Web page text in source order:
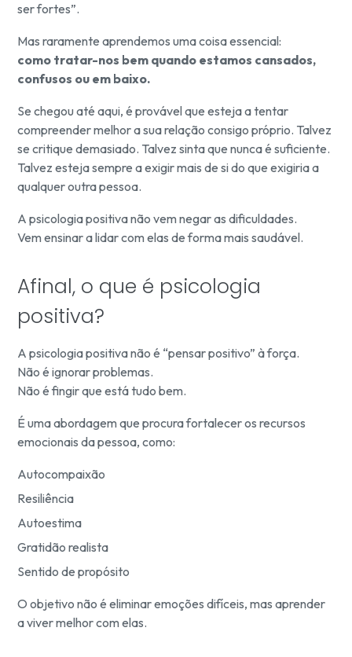
ser fortes”.
Mas raramente aprendemos uma coisa essencial:
como tratar-nos bem quando estamos cansados,
confusos ou em baixo.
Se chegou até aqui, é provável que esteja a tentar
compreender melhor a sua relação consigo próprio. Talvez
se critique demasiado. Talvez sinta que nunca é suficiente.
Talvez esteja sempre a exigir mais de si do que exigiria a
qualquer outra pessoa.
A psicologia positiva não vem negar as dificuldades.
Vem ensinar a lidar com elas de forma mais saudável.
Afinal, o que é psicologia
positiva?
A psicologia positiva não é “pensar positivo” à força.
Não é ignorar problemas.
Não é fingir que está tudo bem.
É uma abordagem que procura fortalecer os recursos
emocionais da pessoa, como:
Autocompaixão
Resiliência
Autoestima
Gratidão realista
Sentido de propósito
O objetivo não é eliminar emoções difíceis, mas aprender
a viver melhor com elas.